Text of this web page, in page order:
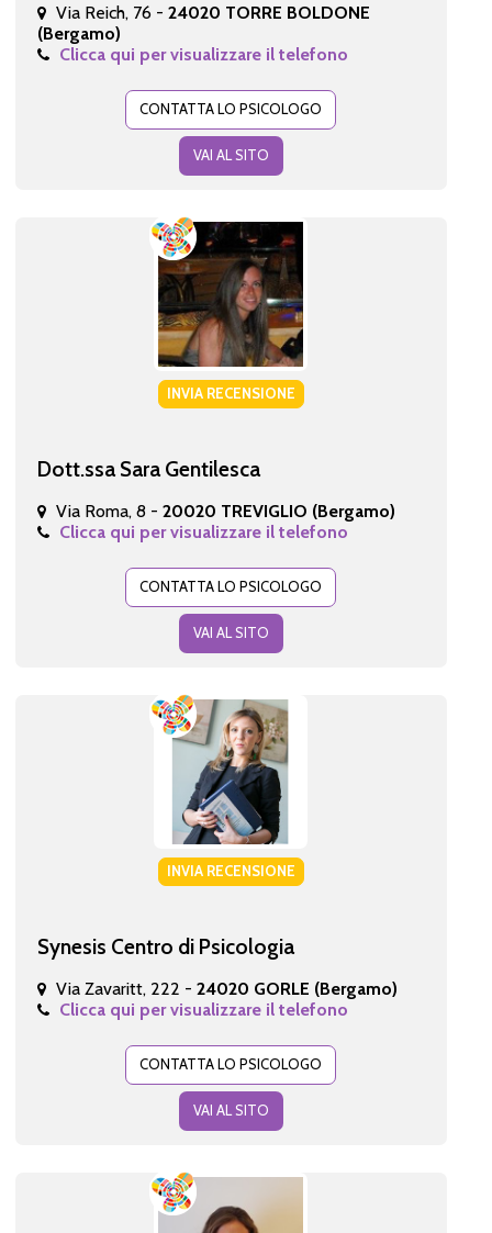
Via Reich, 76 - 24020 TORRE BOLDONE
(Bergamo)
Clicca qui per visualizzare il telefono
CONTATTA LO PSICOLOGO
VAI AL SITO
INVIA RECENSIONE
Dott.ssa Sara Gentilesca
Via Roma, 8 - 20020 TREVIGLIO (Bergamo)
Clicca qui per visualizzare il telefono
CONTATTA LO PSICOLOGO
VAI AL SITO
INVIA RECENSIONE
Synesis Centro di Psicologia
Via Zavaritt, 222 - 24020 GORLE (Bergamo)
Clicca qui per visualizzare il telefono
CONTATTA LO PSICOLOGO
VAI AL SITO